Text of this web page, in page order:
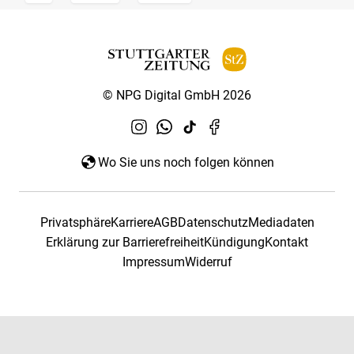
© NPG Digital GmbH 2026
Wo Sie uns noch folgen können
PrivatsphäreKarriereAGBDatenschutzMediadaten
Erklärung zur BarrierefreiheitKündigungKontakt
ImpressumWiderruf